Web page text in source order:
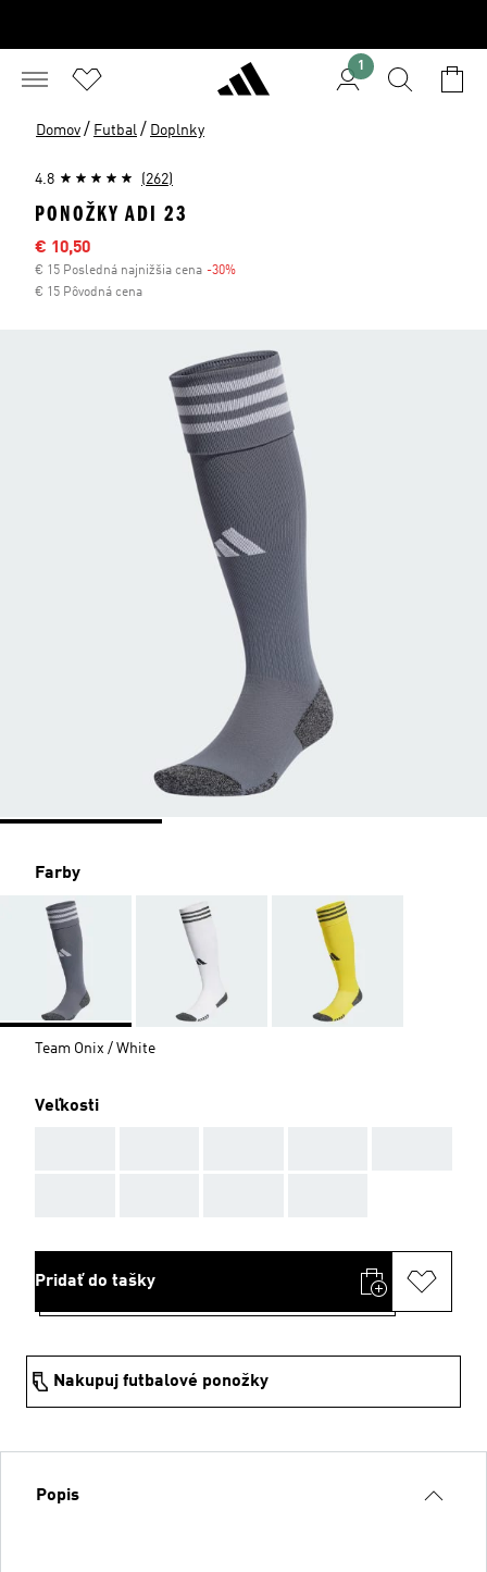
1
Domov / Futbal / Doplnky
4.8 (262)
PONOŽKY ADI 23
Výpredajová cena
€ 10,50
€ 15 Posledná najnižšia cena -30%
€ 15 Pôvodná cena
Farby
Team Onix / White
Veľkosti
Pridať do tašky
Nakupuj futbalové ponožky
Popis